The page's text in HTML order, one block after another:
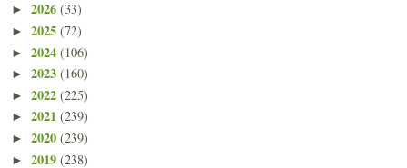
► 2026 (33)
► 2025 (72)
► 2024 (106)
► 2023 (160)
► 2022 (225)
► 2021 (239)
► 2020 (239)
► 2019 (238)